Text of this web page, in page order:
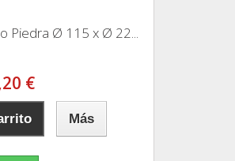
Piedra Ø 115 x Ø 22...
€
Más